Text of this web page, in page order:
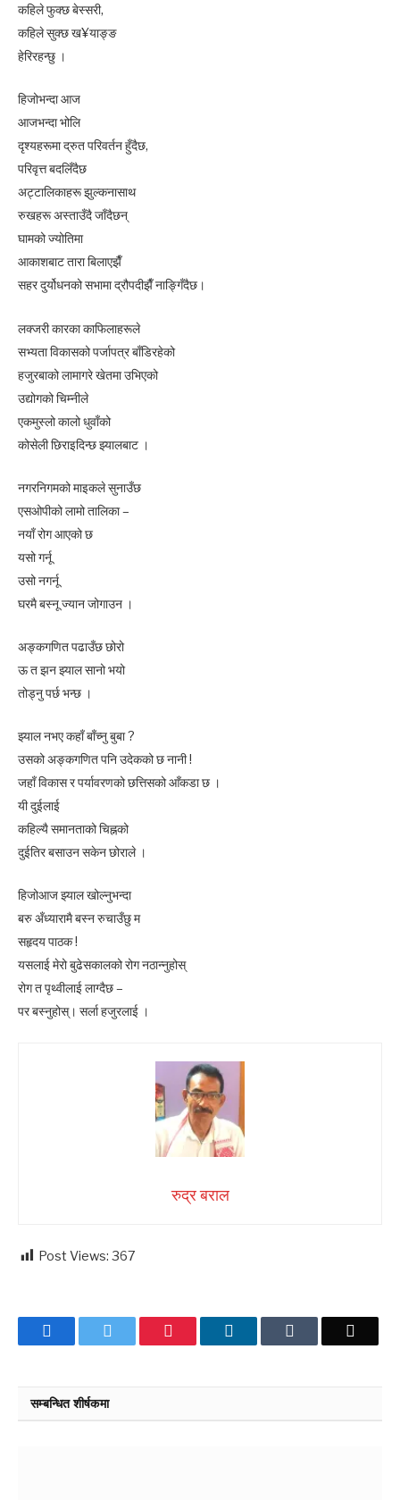
कहिले फुक्छ बेस्सरी,
कहिले सुक्छ ख¥याङ्ङ
हेरिरहन्छु ।
हिजोभन्दा आज
आजभन्दा भोलि
दृश्यहरूमा द्रुत परिवर्तन हुँदैछ,
परिवृत्त बदलिँदैछ
अट्टालिकाहरू झुल्कनासाथ
रुखहरू अस्ताउँदै जाँदैछन्
घामको ज्योतिमा
आकाशबाट तारा बिलाएझैँ
सहर दुर्योधनको सभामा द्रौपदीझैँ नाङ्गिँदैछ।
लक्जरी कारका काफिलाहरूले
सभ्यता विकासको पर्जापत्र बाँडिरहेको
हजुरबाको लामागरे खेतमा उभिएको
उद्योगको चिम्नीले
एकमुस्लो कालो धुवाँको
कोसेली छिराइदिन्छ झ्यालबाट ।
नगरनिगमको माइकले सुनाउँछ
एसओपीको लामो तालिका –
नयाँ रोग आएको छ
यसो गर्नू
उसो नगर्नू
घरमै बस्नू ज्यान जोगाउन ।
अङ्कगणित पढाउँछ छोरो
ऊ त झन झ्याल सानो भयो
तोड्नु पर्छ भन्छ ।
झ्याल नभए कहाँ बाँच्नु बुबा ?
उसको अङ्कगणित पनि उदेकको छ नानी !
जहाँ विकास र पर्यावरणको छत्तिसको आँकडा छ ।
यी दुईलाई
कहिल्यै समानताको चिह्नको
दुईतिर बसाउन सकेन छोराले ।
हिजोआज झ्याल खोल्नुभन्दा
बरु अँध्यारामै बस्न रुचाउँछु म
सहृदय पाठक !
यसलाई मेरो बुढेसकालको रोग नठान्नुहोस्
रोग त पृथ्वीलाई लाग्दैछ –
पर बस्नुहोस्। सर्ला हजुरलाई ।
रुद्र बराल
Post Views: 367
Facebook Pinterest LinkedIn
सम्बन्धित शीर्षकमा